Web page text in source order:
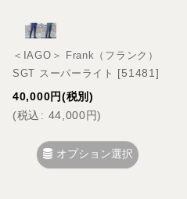
＜IAGO＞ Frank（フランク）
SGT スーパーライト [51481 ]
40,000円(税別)
(税込 : 44,000円)
オプション選択